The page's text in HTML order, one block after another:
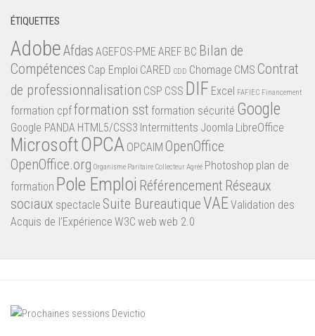
ÉTIQUETTES
AdobeAfdas AGEFOS-PME AREF BC Bilan de
Compétences Cap Emploi CARED CDD Chomage CMS Contrat
de professionnalisation CSP CSS DIF Excel FAFIEC Financement
formation cpfformation sst formation sécurité Google
Google PANDA HTML5/CSS3 Intermittents Joomla LibreOffice
MicrosoftOPCA OPCAIM OpenOffice
OpenOffice.org Organisme Paritaire Collecteur Agréé Photoshop plan de
formation Pole Emploi Référencement Réseaux
sociaux spectacle Suite BureautiqueVAEValidation des
Acquis de l’Expérience W3C web web 2.0